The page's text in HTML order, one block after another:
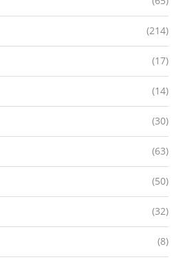
(214)
(17)
(14)
(30)
(63)
(50)
(32)
(8)